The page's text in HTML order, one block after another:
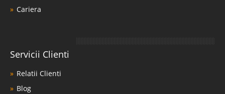
Cariera
Servicii Clienti
Relatii Clienti
Blog